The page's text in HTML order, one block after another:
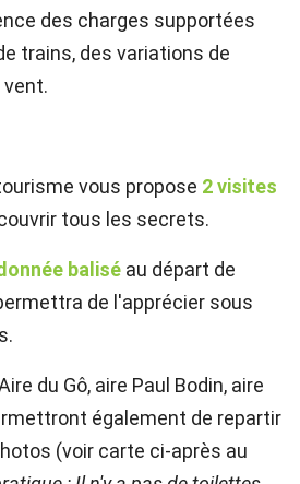
des charges supportées
trains, des variations de
vous propose 2 visites
tous les secrets.
balisé au départ de
de l'apprécier sous
du Gô, aire Paul Bodin, aire
également de repartir
(voir carte ci-après au